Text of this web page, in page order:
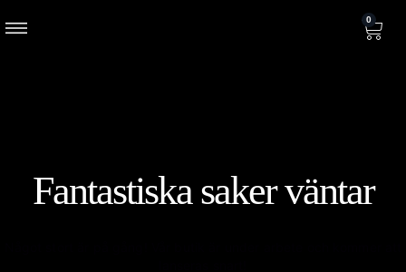
0
Fantastiska saker väntar